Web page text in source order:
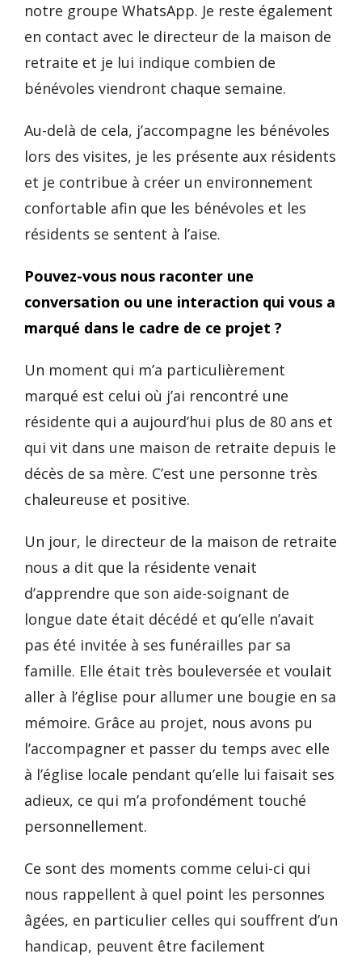
notre groupe WhatsApp. Je reste également
en contact avec le directeur de la maison de
retraite et je lui indique combien de
bénévoles viendront chaque semaine.
Au-delà de cela, j’accompagne les bénévoles
lors des visites, je les présente aux résidents
et je contribue à créer un environnement
confortable afin que les bénévoles et les
résidents se sentent à l’aise.
Pouvez-vous nous raconter une
conversation ou une interaction qui vous a
marqué dans le cadre de ce projet ?
Un moment qui m’a particulièrement
marqué est celui où j’ai rencontré une
résidente qui a aujourd’hui plus de 80 ans et
qui vit dans une maison de retraite depuis le
décès de sa mère. C’est une personne très
chaleureuse et positive.
Un jour, le directeur de la maison de retraite
nous a dit que la résidente venait
d’apprendre que son aide-soignant de
longue date était décédé et qu’elle n’avait
pas été invitée à ses funérailles par sa
famille. Elle était très bouleversée et voulait
aller à l’église pour allumer une bougie en sa
mémoire. Grâce au projet, nous avons pu
l’accompagner et passer du temps avec elle
à l’église locale pendant qu’elle lui faisait ses
adieux, ce qui m’a profondément touché
personnellement.
Ce sont des moments comme celui-ci qui
nous rappellent à quel point les personnes
âgées, en particulier celles qui souffrent d’un
handicap, peuvent être facilement